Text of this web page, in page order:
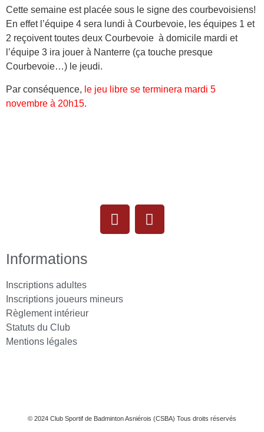
Cette semaine est placée sous le signe des courbevoisiens!
En effet l’équipe 4 sera lundi à Courbevoie, les équipes 1 et
2 reçoivent toutes deux Courbevoie à domicile mardi et
l’équipe 3 ira jouer à Nanterre (ça touche presque
Courbevoie…) le jeudi.
Par conséquence, le jeu libre se terminera mardi 5
novembre à 20h15.
Informations
Inscriptions adultes
Inscriptions joueurs mineurs
Règlement intérieur
Statuts du Club
Mentions légales
© 2024 Club Sportif de Badminton Asniérois (CSBA) Tous droits réservés